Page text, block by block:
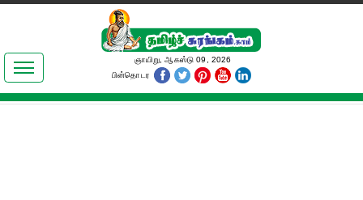
இலக்கியங்கள்
தமிழ் உலகம்
ஞாயிறு, ஆகஸ்டு 09, 2026
பின்தொடர